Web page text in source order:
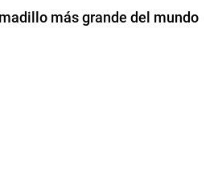
más grande del mundo